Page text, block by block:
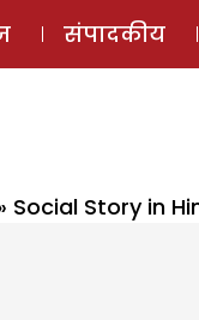
संपादकीय
Social Story in